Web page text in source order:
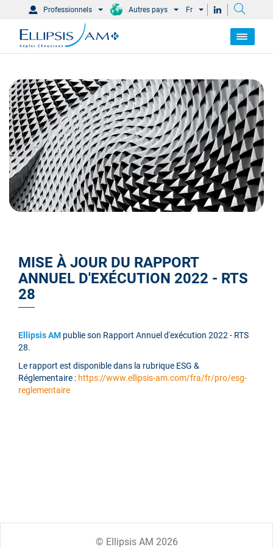
Professionnels Autres pays Fr
MISE À JOUR DU RAPPORT
ANNUEL D'EXÉCUTION 2022 - RTS
28
Ellipsis AM publie son Rapport Annuel d'exécution 2022 - RTS
28.
Le rapport est disponible dans la rubrique ESG &
Réglementaire : https://www.ellipsis-am.com/fra/fr/pro/esg-
reglementaire
© Ellipsis AM 2026